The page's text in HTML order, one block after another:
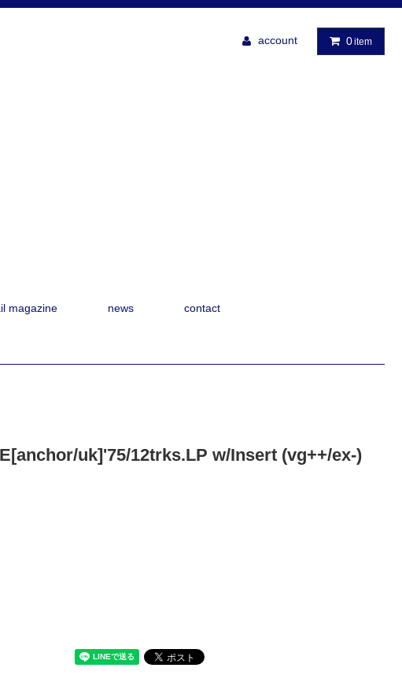
account 0item
magazine news contact
uk]'75/12trks.LP w/Insert (vg++/ex-)